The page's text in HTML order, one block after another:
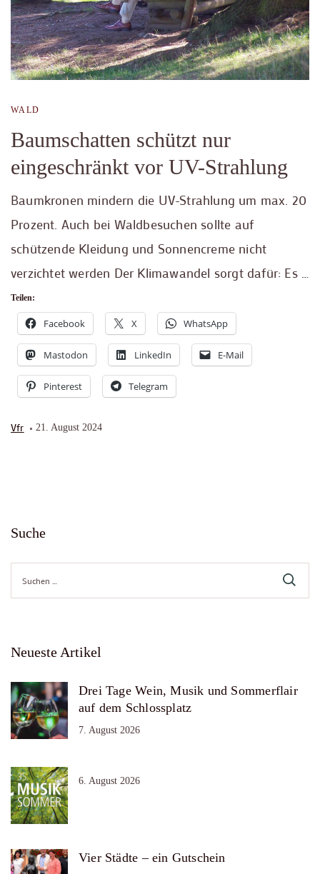
WALD
Baumschatten schützt nur
eingeschränkt vor UV-Strahlung
Baumkronen mindern die UV-Strahlung um max. 20
Prozent. Auch bei Waldbesuchen sollte auf
schützende Kleidung und Sonnencreme nicht
verzichtet werden Der Klimawandel sorgt dafür: Es …
Teilen:
Facebook X WhatsApp
Mastodon LinkedIn E-Mail
Pinterest Telegram
Vfr 21. August 2024
Suche
nach:
Neueste Artikel
Drei Tage Wein, Musik und Sommerflair
auf dem Schlossplatz
7. August 2026
6. August 2026
Vier Städte – ein Gutschein